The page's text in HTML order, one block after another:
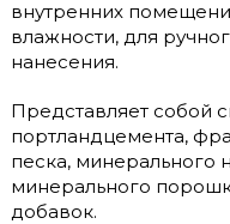
внутренних
влажности, для
нанесения.
Представляет собой
портландцемента,
песка, минерального
минерального
добавок.